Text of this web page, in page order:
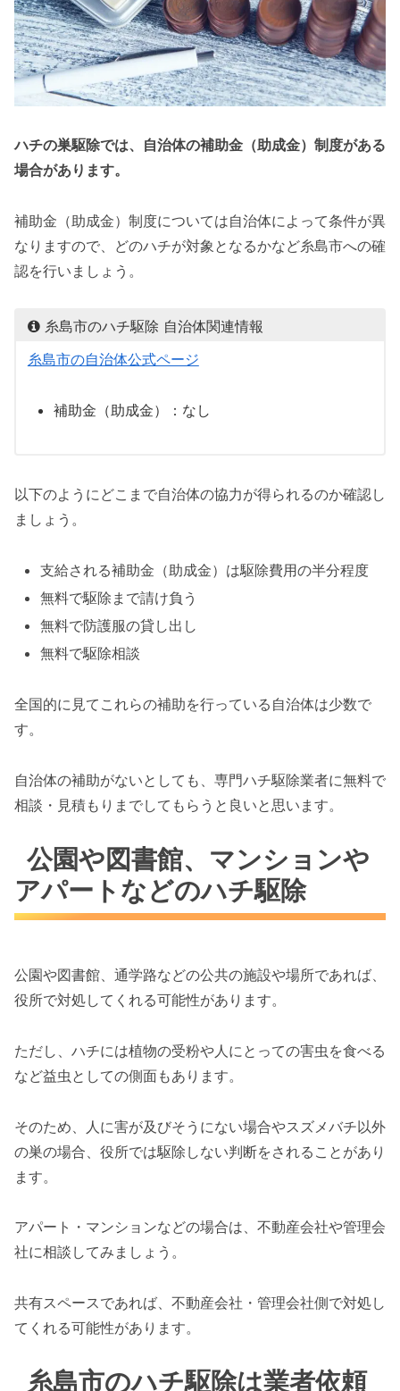
ハチの巣駆除では、自治体の補助金（助成金）制度がある
場合があります。
補助金（助成金）制度については自治体によって条件が異
なりますので、どのハチが対象となるかなど糸島市への確
認を行いましょう。
糸島市のハチ駆除 自治体関連情報
糸島市の自治体公式ページ
補助金（助成金）：なし
以下のようにどこまで自治体の協力が得られるのか確認し
ましょう。
支給される補助金（助成金）は駆除費用の半分程度
無料で駆除まで請け負う
無料で防護服の貸し出し
無料で駆除相談
全国的に見てこれらの補助を行っている自治体は少数で
す。
自治体の補助がないとしても、専門ハチ駆除業者に無料で
相談・見積もりまでしてもらうと良いと思います。
公園や図書館、マンションや
アパートなどのハチ駆除
公園や図書館、通学路などの公共の施設や場所であれば、
役所で対処してくれる可能性があります。
ただし、ハチには植物の受粉や人にとっての害虫を食べる
など益虫としての側面もあります。
そのため、人に害が及びそうにない場合やスズメバチ以外
の巣の場合、役所では駆除しない判断をされることがあり
ます。
アパート・マンションなどの場合は、不動産会社や管理会
社に相談してみましょう。
共有スペースであれば、不動産会社・管理会社側で対処し
てくれる可能性があります。
糸島市のハチ駆除は業者依頼